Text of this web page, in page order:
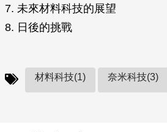
7. 未來材料科技的展望
8. 日後的挑戰
材料科技(1) 奈米科技(3)